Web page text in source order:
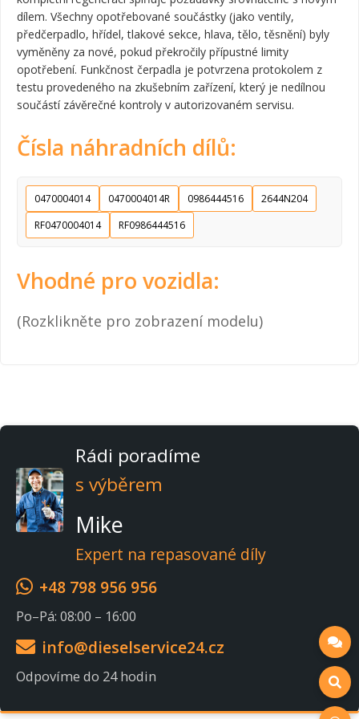
dílem. Všechny opotřebované součástky (jako ventily,
předčerpadlo, hřídel, tlakové sekce, hlava, tělo, těsnění) byly
vyměněny za nové, pokud překročily přípustné limity
opotřebení. Funkčnost čerpadla je potvrzena protokolem z
testu provedeného na zkušebním zařízení, který je nedílnou
součástí závěrečné kontroly v autorizovaném servisu.
Čísla náhradních dílů:
0470004014 0470004014R 0986444516
2644N204
RF0470004014
RF0986444516
Vhodné pro vozidla:
(Rozklikněte pro zobrazení modelu)
Rádi poradíme
s výběrem
Mike
Expert na repasované díly
+48 798 956 956
Po–Pá: 08:00 – 16:00
info@dieselservice24.cz
Odpovíme do 24 hodin